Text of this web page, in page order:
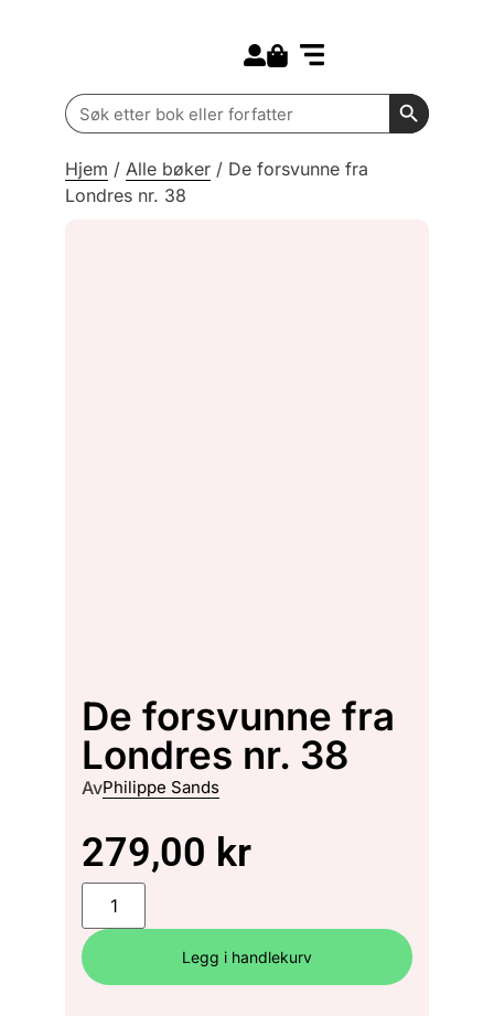
Search
for:
Search
Hjem / Alle bøker / De forsvunne fra
Londres nr. 38
De forsvunne fra
Londres nr. 38
AvPhilippe Sands
279,00 kr
Legg i handlekurv